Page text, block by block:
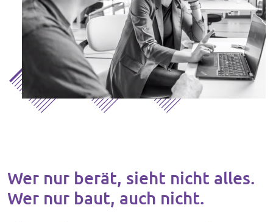
Wer nur berät, sieht nicht alles.
Wer nur baut, auch nicht.